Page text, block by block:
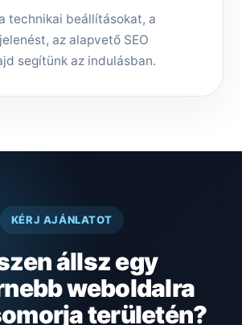
technikai beállításokat, a
az alapvető SEO
segítünk az indulásban.
KÉRJ AJÁNLATOT
állsz egy
weboldalra
területén?